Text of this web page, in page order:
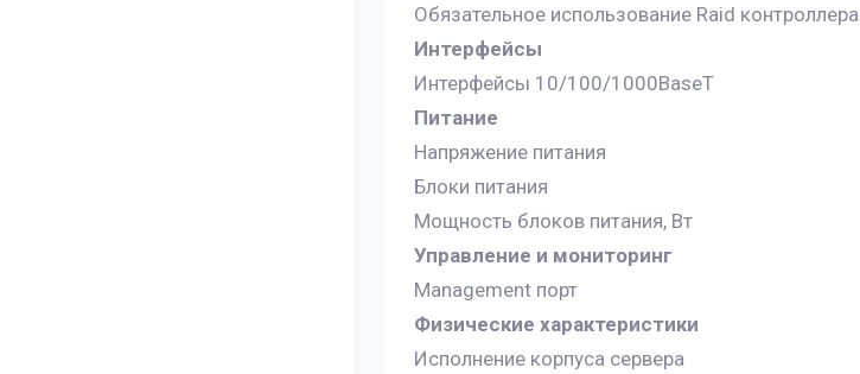
Обязательное использование Raid контроллера
Интерфейсы
Интерфейсы 10/100/1000BaseT
Питание
Напряжение питания
Блоки питания
Мощность блоков питания, Вт
Управление и мониторинг
Management порт
Физические характеристики
Исполнение корпуса сервера